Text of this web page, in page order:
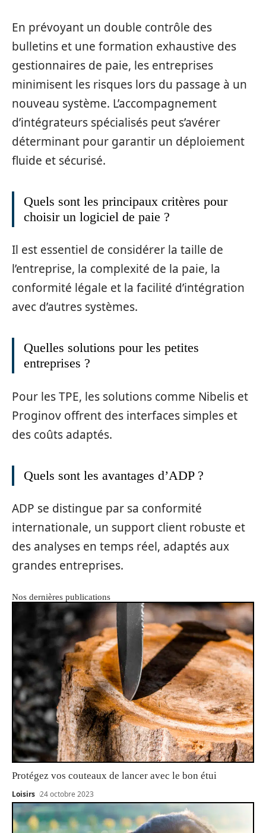
En prévoyant un double contrôle des
bulletins et une formation exhaustive des
gestionnaires de paie, les entreprises
minimisent les risques lors du passage à un
nouveau système. L’accompagnement
d’intégrateurs spécialisés peut s’avérer
déterminant pour garantir un déploiement
fluide et sécurisé.
Quels sont les principaux critères pour
choisir un logiciel de paie ?
Il est essentiel de considérer la taille de
l’entreprise, la complexité de la paie, la
conformité légale et la facilité d’intégration
avec d’autres systèmes.
Quelles solutions pour les petites
entreprises ?
Pour les TPE, les solutions comme Nibelis et
Proginov offrent des interfaces simples et
des coûts adaptés.
Quels sont les avantages d’ADP ?
ADP se distingue par sa conformité
internationale, un support client robuste et
des analyses en temps réel, adaptés aux
grandes entreprises.
Nos dernières publications
Protégez vos couteaux de lancer avec le bon étui
Loisirs 24 octobre 2023